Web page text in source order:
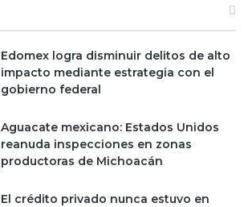
Edomex logra disminuir delitos de alto
impacto mediante estrategia con el
gobierno federal
Aguacate mexicano: Estados Unidos
reanuda inspecciones en zonas
productoras de Michoacán
El crédito privado nunca estuvo en